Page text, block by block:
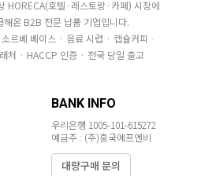
HORECA(호텔·레스토랑·카페) 시장에
해온 B2B 전문 납품 기업입니다.
르베 베이스 · 음료 시럽 · 캡슐커피 ·
처 · HACCP 인증 · 전국 당일 출고
BANK INFO
우리은행 1005-101-615272
예금주 : (주)흥국에프엔비
대량구매 문의